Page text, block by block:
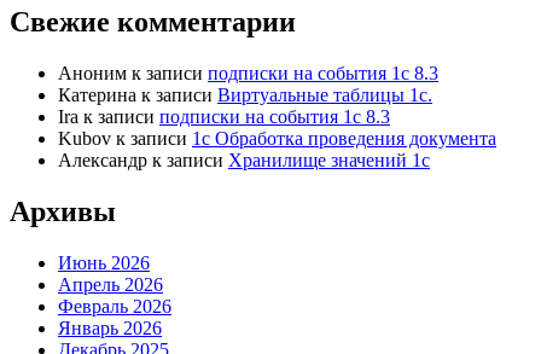
Свежие комментарии
Аноним к записи подписки на события 1с 8.3
Катерина к записи Виртуальные таблицы 1с.
Ira к записи подписки на события 1с 8.3
Kubov к записи 1с Обработка проведения документа
Александр к записи Хранилище значений 1с
Архивы
Июнь 2026
Апрель 2026
Февраль 2026
Январь 2026
Декабрь 2025